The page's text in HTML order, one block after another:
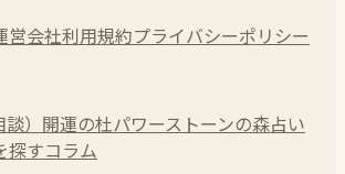
営会社利用規約プライバシーポリシー
） 開運の杜パワーストーンの森占い
探すコラム